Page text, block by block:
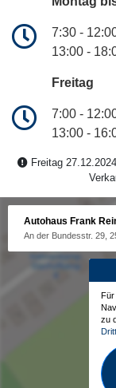
7:30 -
13:00 -
Freitag
7:00 -
13:00 -
Freitag
Autohaus Frank
An der Bundesstr. 29,
Für
zu